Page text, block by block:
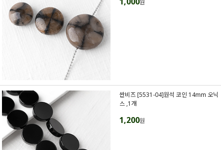
원
싼비즈 [5531-04]원석 코인 14mm 오닉
스 ,1개
1,200원